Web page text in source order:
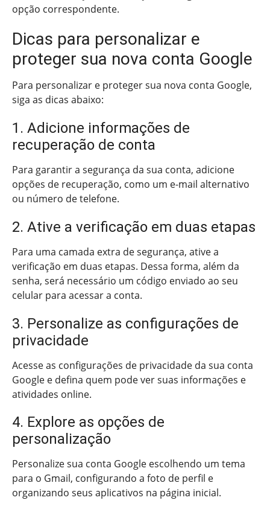
opção correspondente.
Dicas para personalizar e
proteger sua nova conta Google
Para personalizar e proteger sua nova conta Google,
siga as dicas abaixo:
1. Adicione informações de
recuperação de conta
Para garantir a segurança da sua conta, adicione
opções de recuperação, como um e-mail alternativo
ou número de telefone.
2. Ative a verificação em duas etapas
Para uma camada extra de segurança, ative a
verificação em duas etapas. Dessa forma, além da
senha, será necessário um código enviado ao seu
celular para acessar a conta.
3. Personalize as configurações de
privacidade
Acesse as configurações de privacidade da sua conta
Google e defina quem pode ver suas informações e
atividades online.
4. Explore as opções de
personalização
Personalize sua conta Google escolhendo um tema
para o Gmail, configurando a foto de perfil e
organizando seus aplicativos na página inicial.